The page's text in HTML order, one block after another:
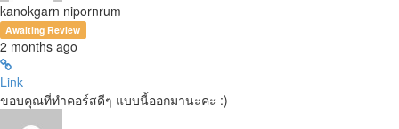
kanokgarn nipornrum
Awaiting Review
2 months ago
Link
ขอบคุณที่ทำคอร์สดีๆ แบบนี้ออกมานะคะ :)